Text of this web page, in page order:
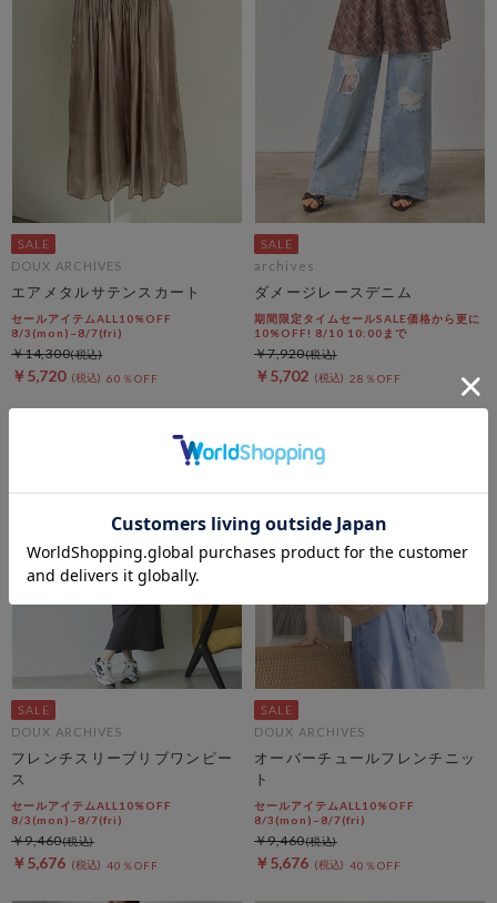
DOUX ARCHIVES
エアメタルサテンスカート
セールアイテムALL10%OFF
8/3(mon)~8/7(fri)
￥5,720 60％OFF
￥14,300
archives
ダメージレースデニム
期間限定タイムセールSALE価格から更に
10%OFF! 8/10 10:00まで
￥5,702 28％OFF
￥7,920
DOUX ARCHIVES
フレンチスリーブリブワンピー
ス
セールアイテムALL10%OFF
8/3(mon)~8/7(fri)
￥5,676 40％OFF
￥9,460
DOUX ARCHIVES
オーバーチュールフレンチニッ
ト
セールアイテムALL10%OFF
8/3(mon)~8/7(fri)
￥5,676 40％OFF
￥9,460